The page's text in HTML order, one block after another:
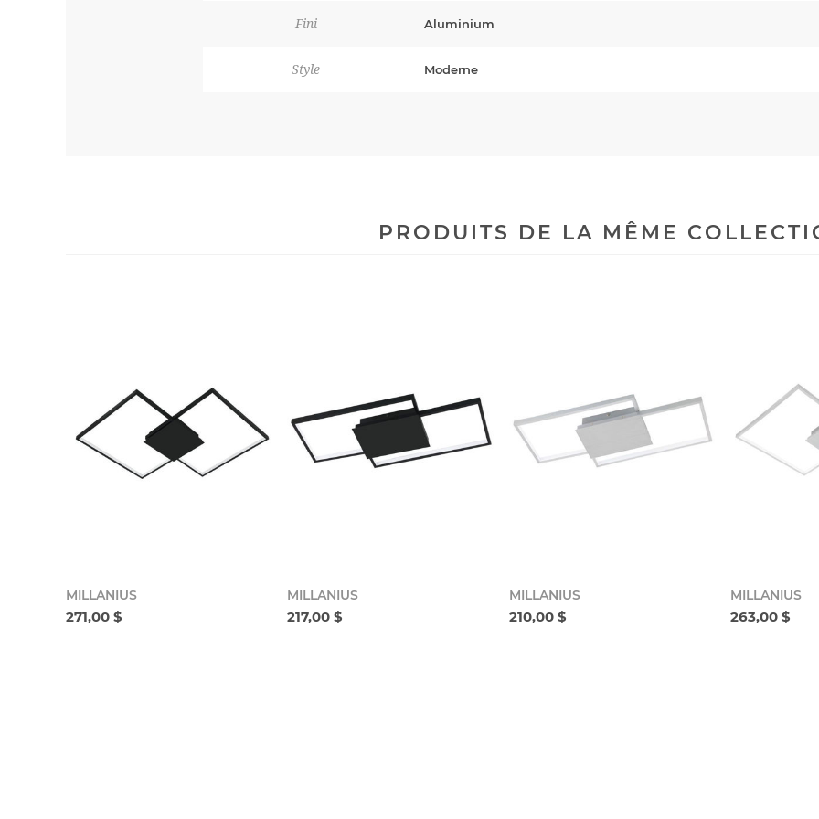
Fini Aluminium
Style Moderne
PRODUITS DE LA MÊME
MILLANIUS
271,00 $
MILLANIUS
217,00 $
MILLANIUS
210,00 $
MILLANIUS
263,00 $